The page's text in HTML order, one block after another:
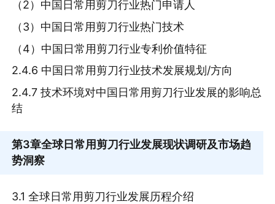
（2）中国日常用剪刀行业热门申请人
（3）中国日常用剪刀行业热门技术
（4）中国日常用剪刀行业专利价值特征
2.4.6 中国日常用剪刀行业技术发展规划/方向
2.4.7 技术环境对中国日常用剪刀行业发展的影响总
结
第3章全球日常用剪刀行业发展现状调研及市场趋
势洞察
3.1 全球日常用剪刀行业发展历程介绍